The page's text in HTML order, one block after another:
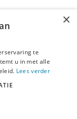
×
te
u in met alle
Lees verder